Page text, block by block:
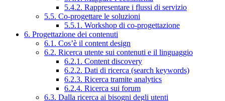
5.4.2. Rappresentare i flussi di servizio
5.5. Co-progettare le soluzioni
5.5.1. Workshop di co-progettazione
6. Progettazione dei contenuti
6.1. Cos’è il content design
6.2. Ricerca utente sui contenuti e il linguaggio
6.2.1. Content discovery
6.2.2. Dati di ricerca (search keywords)
6.2.3. Ricerca tramite analytics
6.2.4. Ricerca sui forum
6.3. Dalla ricerca ai bisogni degli utenti